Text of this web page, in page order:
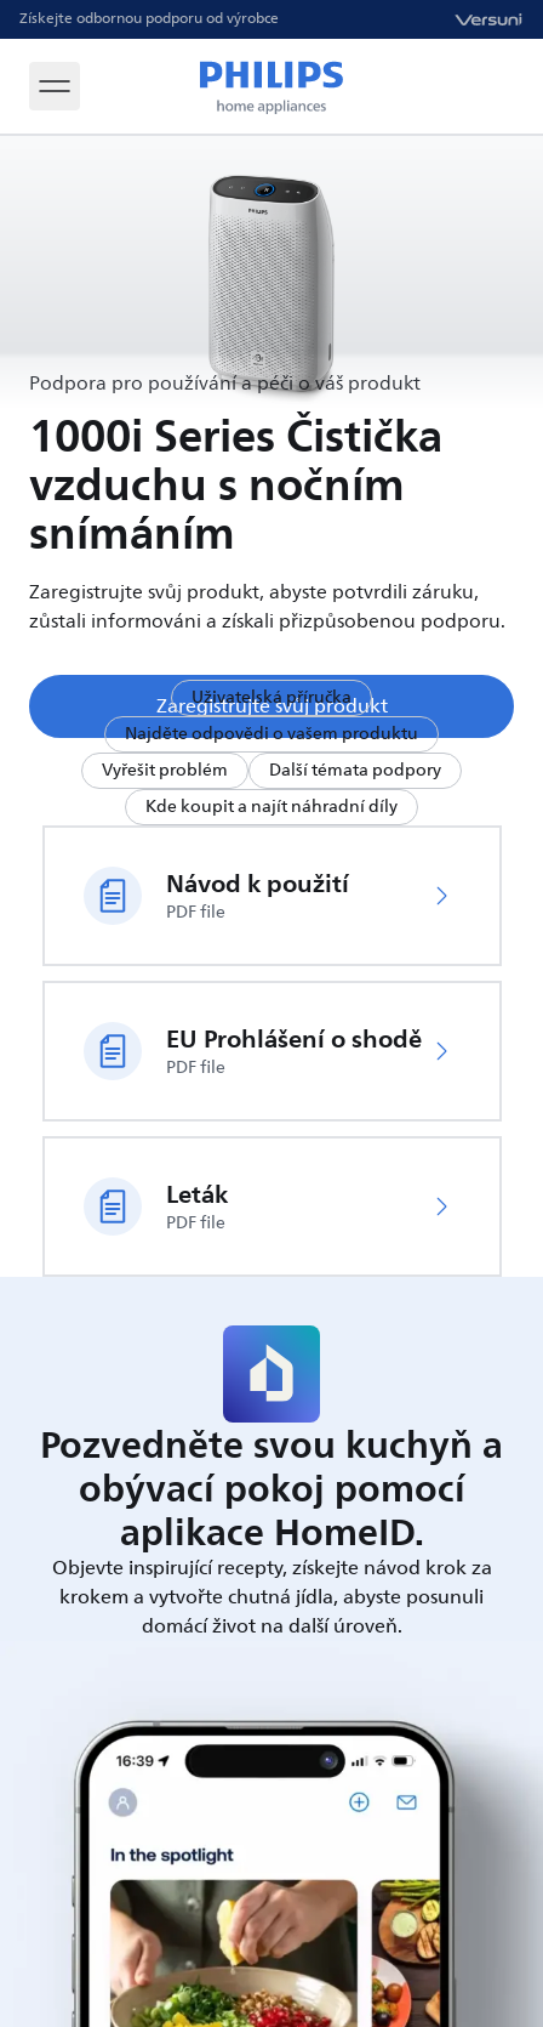
Získejte odbornou podporu od výrobce
Podpora pro používání a péči o váš produkt
1000i Series Čistička
vzduchu s nočním
snímáním
Zaregistrujte svůj produkt, abyste potvrdili záruku,
zůstali informováni a získali přizpůsobenou podporu.
Zaregistrujte svůj produkt
Uživatelská příručka
Najděte odpovědi o vašem produktu
Vyřešit problém
Další témata podpory
Kde koupit a najít náhradní díly
Návod k použití
PDF file
EU Prohlášení o shodě
PDF file
Leták
PDF file
Pozvedněte svou kuchyň a
obývací pokoj pomocí
aplikace HomeID.
Objevte inspirující recepty, získejte návod krok za
krokem a vytvořte chutná jídla, abyste posunuli
domácí život na další úroveň.